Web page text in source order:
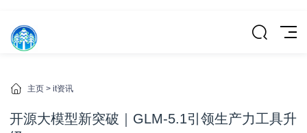
主页 > it资讯
开源大模型新突破｜GLM-5.1引领生产力工具升